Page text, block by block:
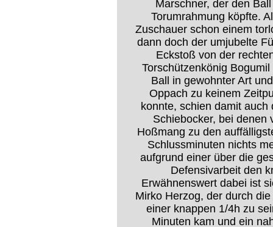
Marschner, der den
Torumrahmung köpfte.
Zuschauer schon einem
dann doch der umjubelte
Eckstoß von der
Torschützenkönig
Ball in gewohnter Art
Oppach zu keinem
konnte, schien damit
Schiebocker, bei denen
Hoßmang zu den
Schlussminuten nichts
aufgrund einer über die
Defensivarbeit den
Erwähnenswert dabei ist
Mirko Herzog, der durch
einer knappen 1/4h zu
Minuten kam und ein